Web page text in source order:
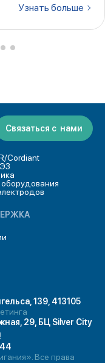
Узнать больше
Связаться с нами
Cordiant
139, 413105
29, БЦ Silver City
Все права